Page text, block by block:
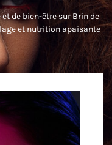
de bien-être sur Brin de
et nutrition apaisante